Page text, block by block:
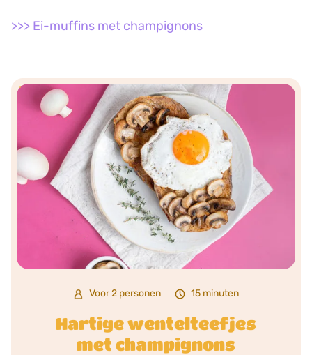
>>> Ei-muffins met champignons
Voor 2 personen 15 minuten
Hartige wentelteefjes
met champignons